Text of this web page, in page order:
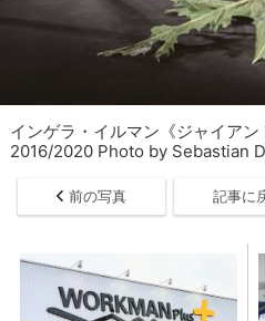
インゲラ・イルマン《ジャイア
2016/2020 Photo by Sebastian
前の写真 記事に